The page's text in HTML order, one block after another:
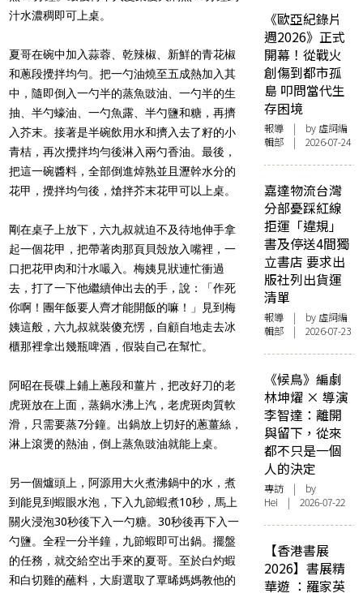
汁水濃稠即可上桌。
夏哥在碗中加入蒜蓉、乾辣椒、新鮮的青花椒
和蔥段攪拌均勻。把一勺油燒至五成熱加入其
中，隨即倒入一勺半的蒸魚豉油、一勺半的生
抽、半勺蠔油、一勺魚露、半勺鹽和糖，再擠
入芥末。接著是半碗飲用水和擠入去了籽的小
青桔，再次攪拌均勻後淋入兩勺香油。最後，
把這一碗醬料，全部倒進焯熟並且瀝幹水分的
花甲，攪拌均勻後，熗拌芥末花甲可以上桌。
剛在桌子上放下，六九叔就迫不及待地伸手拿
起一個花甲，把帶著肉那頁貝殼放入嘴裡，一
口把花甲肉和汁水嘬入。梅姨見狀連忙衝過
去，打了一下他繼續伸出去的手，說：「作死
你啊！團年飯要人齊才能開飯的嘛！」見到梅
姨這般，六九叔就裝傻充愣，自顧自地走去冰
櫃那裡拿出幾瓶啤酒，假裝自己在幫忙。
阿昭在長碟上鋪上蔥段和薑片，把改好刀的老
虎斑放在上面，蒸鍋水沸上汽，老虎斑肉質軟
滑，只需要蒸7分鐘。出鍋放上切好的蔥薑絲，
淋上滾燙的熱油，倒上蒸魚豉油就能上桌。
另一個爐頭上，阿源用大火煮沸鍋中的水，煮
到能見到蝦眼水泡，下入九節蝦煮10秒，馬上
關火浸泡30秒後下入一勺糖。30秒後再下入一
勺鹽。全程一分半鐘，九節蝦即可出鍋。擺盤
的任務，就交給空出手來的夏哥。至於白灼蝦
和白切雞的蘸料，大廚選取了覃晞媽媽教他的
《歐亞紀錄片
週2026》正式
開幕！從戰火
創傷到都市孤
島 叩問當代生
存困境
報導 | by 虛詞編
輯部 | 2026-07-24
嘉達物流台灣
分部憂踩紅線
拒運「違規」
書及停送4間獨
立書店 要求出
版社列出貨運
清單
報導 | by 虛詞編
輯部 | 2026-07-23
《候鳥》編劇
林坤燿 × 導演
李智達：離開
與留下，從來
都不只是一個
人的決定
專訪 | by
Hei | 2026-07-22
【香港書展
2026】書展精
華遊 ：羅家英